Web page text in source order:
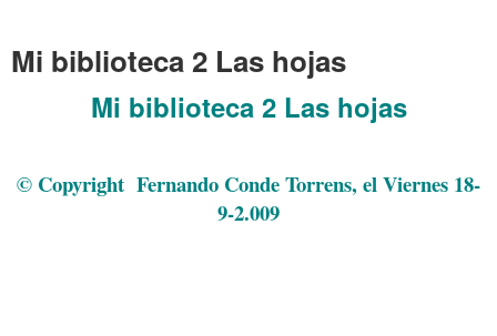
Mi biblioteca 2 Las hojas
Mi biblioteca 2 Las hojas
© Copyright Fernando Conde Torrens, el Viernes 18-
9-2.009